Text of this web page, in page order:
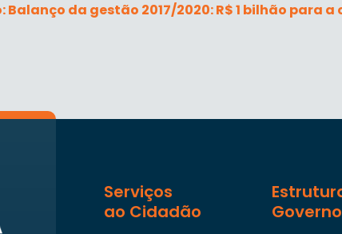
da gestão 2017/2020: R$ 1 bilhão para
Serviços
ao Cidadão
Governo